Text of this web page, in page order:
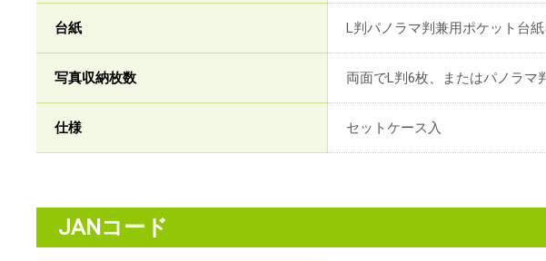
台紙 L判パノラマ判兼用ポケット台
写真収納枚数 両面でL判6枚、またはパノラマ
仕様 セットケース入
JANコード